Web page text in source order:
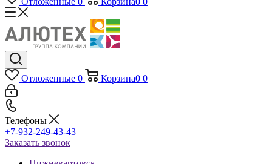
Отложенные 0 Корзина0 0
Телефоны
+7-932-249-43-43
Заказать звонок